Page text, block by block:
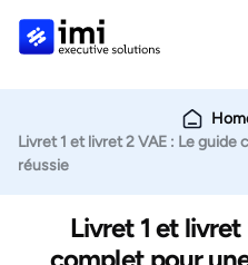
Livret 1 et livret 2 VAE : Le
réussie
Livret 1 et livret